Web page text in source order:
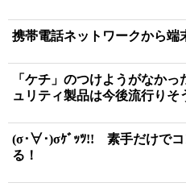
携帯電話ネットワークから端
「ケチ」のつけようがなか
ュリティ製品は今後流行りそ
(σ･∀･)σｹﾞｯﾂ!! 素手だけでコ
る！